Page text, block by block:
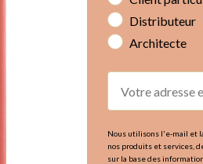
Distributeur
Architecte
Email
Nous utilisons l'e-mail et
nos produits et services,
sur la base des